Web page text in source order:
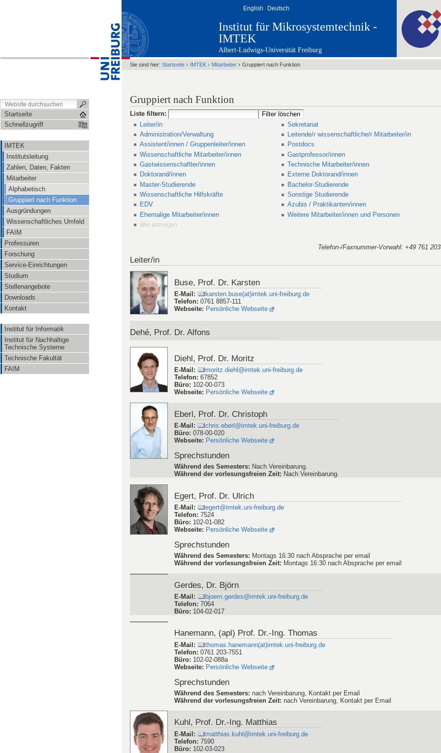
Startseite
Schnellzugriff
IMTEK
Institutsleitung
Zahlen, Daten, Fakten
Mitarbeiter
Alphabetisch
Gruppiert nach Funktion
Ausgründungen
Wissenschaftliches Umfeld
FAIM
Professuren
Forschung
Service-Einrichtungen
Studium
Stellenangebote
Downloads
Kontakt
Institut für Informatik
Institut für Nachhaltige
Technische Systeme
Technische Fakultät
FAIM
English Deutsch
Institut für Mikrosystemtechnik -
IMTEK
Albert-Ludwigs-Universität Freiburg
Sie sind hier: Startseite › IMTEK › Mitarbeiter › Gruppiert nach Funktion
Gruppiert nach Funktion
Liste filtern:
Leiter/in
Sekretariat
Administration/Verwaltung
Leitende/r wissenschaftliche/r Mitarbeiter/in
Assistent/innen / Gruppenleiter/innen
Postdocs
Wissenschaftliche Mitarbeiter/innen
Gastprofessor/innen
Gastwissenschaftler/innen
Technische Mitarbeiter/innen
Doktorand/innen
Externe Doktorand/innen
Master-Studierende
Bachelor-Studierende
Wissenschaftliche Hilfskräfte
Sonstige Studierende
EDV
Azubis / Praktikanten/innen
Ehemalige Mitarbeiter/innen
Weitere Mitarbeiter/innen und Personen
alle anzeigen
Telefon-/Faxnummer-Vorwahl: +49 761
Leiter/in
Buse, Prof. Dr. Karsten
E-Mail :
karsten.buse(at)imtek.uni-freiburg.de
Telefon:0761 8857-111
Webseite: Persönliche Webseite
Dehé, Prof. Dr. Alfons
Diehl, Prof. Dr. Moritz
E-Mail :
moritz.diehl@imtek.uni-freiburg.de
Telefon:67852
Büro: 102-00-073
Webseite: Persönliche Webseite
Eberl, Prof. Dr. Christoph
E-Mail :
chris.eberl@imtek.uni-freiburg.de
Büro:078-00-020
Webseite: Persönliche Webseite
Sprechstunden
Während des Semesters: Nach Vereinbarung.
Während der vorlesungsfreien Zeit: Nach Vereinbarung.
Egert, Prof. Dr. Ulrich
E-Mail :
egert@imtek.uni-freiburg.de
Telefon:7524
Büro: 102-01-082
Webseite: Persönliche Webseite
Sprechstunden
Während des Semesters: Montags 16:30 nach Absprache per email
Während der vorlesungsfreien Zeit: Montags 16:30 nach Absprache per email
Gerdes, Dr. Björn
E-Mail :
bjoern.gerdes@imtek.uni-freiburg.de
Telefon:7064
Büro: 104-02-017
Hanemann, (apl) Prof. Dr.-Ing. Thomas
E-Mail:
thomas.hanemann(at)imtek.uni-freiburg.de
Telefon:0761 203-7551
Büro: 102-02-088a
Webseite: Persönliche Webseite
Sprechstunden
Während des Semesters: nach Vereinbarung, Kontakt per Email
Während der vorlesungsfreien Zeit: nach Vereinbarung, Kontakt per Email
Kuhl, Prof. Dr.-Ing. Matthias
E-Mail:
matthias.kuhl@imtek.uni-freiburg.de
Telefon:7590
Büro: 102-03-023